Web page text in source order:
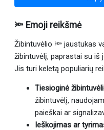
🔦 Emoji reikšmė
Žibintuvėlio 🔦 jaustukas
žibintuvėlį, paprastai su iš
Jis turi keletą populiarių
Tiesioginė
žibintuvėlį,
paieškai ar
Ieškojimas ar